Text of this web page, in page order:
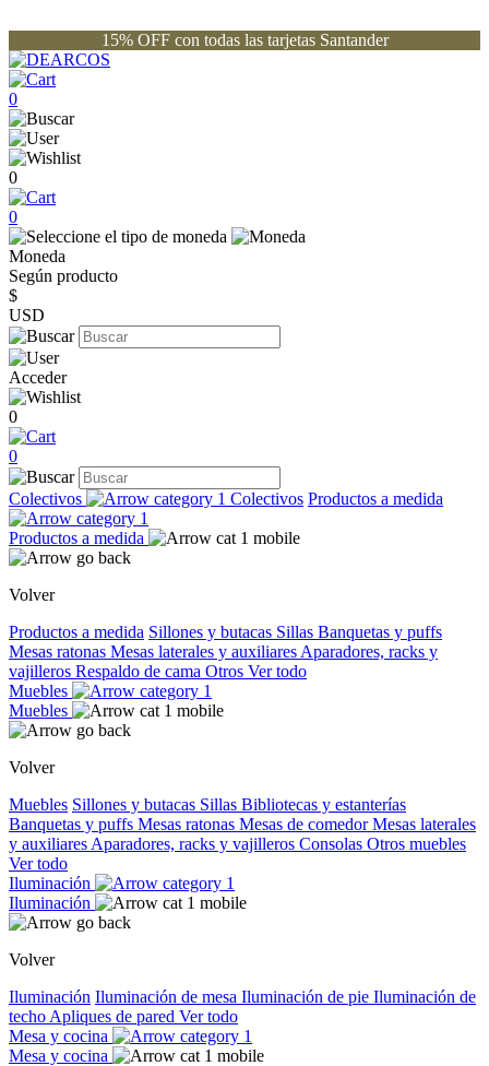
15% OFF con todas las tarjetas Santander
0
0
0
Moneda
Según producto
$
USD
Acceder
0
0
Colectivos Colectivos Productos a medida
Productos a medida
Volver
Productos a medida Sillones y butacas Sillas Banquetas y puffs
Mesas ratonas Mesas laterales y auxiliares Aparadores, racks y
vajilleros Respaldo de cama Otros Ver todo
Muebles
Muebles
Volver
Muebles Sillones y butacas Sillas Bibliotecas y estanterías
Banquetas y puffs Mesas ratonas Mesas de comedorMesas laterales
y auxiliares Aparadores, racks y vajilleros Consolas Otros muebles
Ver todo
Iluminación
Iluminación
Volver
Iluminación Iluminación de mesa Iluminación de pie Iluminación de
techo Apliques de pared Ver todo
Mesa y cocina
Mesa y cocina